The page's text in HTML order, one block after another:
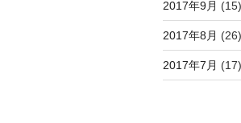
2017年9月 (15)
2017年8月 (26)
2017年7月 (17)